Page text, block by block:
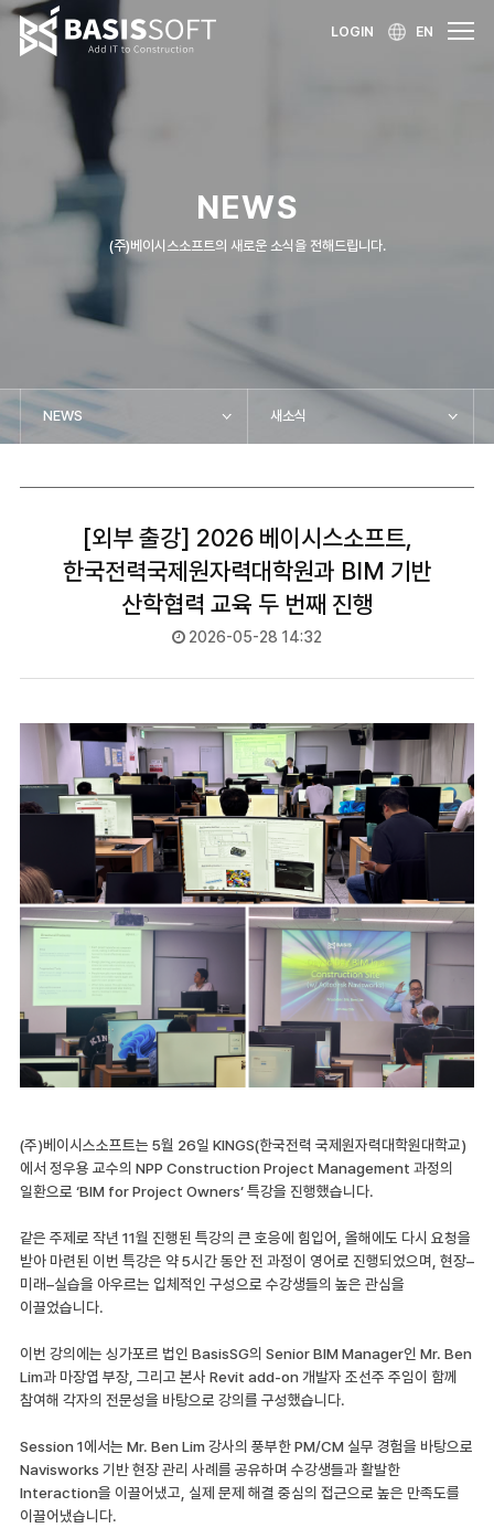
LOGIN EN
NEWS
(주)베이시스소프트의 새로운 소식을 전해드립니다.
NEWS 새소식
[외부 출강] 2026 베이시스소프트,
한국전력국제원자력대학원과 BIM 기반
산학협력 교육 두 번째 진행
2026-05-28 14:32
(주)베이시스소프트는 5월 26일 KINGS(한국전력 국제원자력대학원대학교)
에서 정우용 교수의 NPP Construction Project Management 과정의
일환으로 ‘BIM for Project Owners’ 특강을 진행했습니다.
같은 주제로 작년 11월 진행된 특강의 큰 호응에 힘입어, 올해에도 다시 요청을
받아 마련된 이번 특강은 약 5시간 동안 전 과정이 영어로 진행되었으며, 현장–
미래–실습을 아우르는 입체적인 구성으로 수강생들의 높은 관심을
이끌었습니다.
이번 강의에는 싱가포르 법인 BasisSG의 Senior BIM Manager인 Mr. Ben
Lim과 마장엽 부장, 그리고 본사 Revit add-on 개발자 조선주 주임이 함께
참여해 각자의 전문성을 바탕으로 강의를 구성했습니다.
Session 1에서는 Mr. Ben Lim 강사의 풍부한 PM/CM 실무 경험을 바탕으로
Navisworks 기반 현장 관리 사례를 공유하며 수강생들과 활발한
Interaction을 이끌어냈고, 실제 문제 해결 중심의 접근으로 높은 만족도를
이끌어냈습니다.